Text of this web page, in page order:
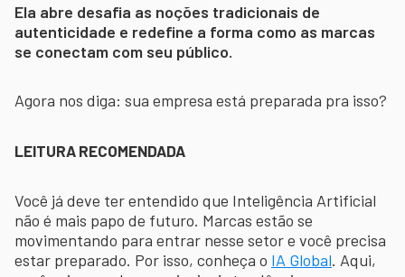
Ela abre desafia as noções tradicionais de
autenticidade e redefine a forma como as marcas
se conectam com seu público.
Agora nos diga: sua empresa está preparada pra isso?
LEITURA RECOMENDADA
Você já deve ter entendido que Inteligência Artificial
não é mais papo de futuro. Marcas estão se
movimentando para entrar nesse setor e você precisa
estar preparado. Por isso, conheça o IA Global. Aqui,